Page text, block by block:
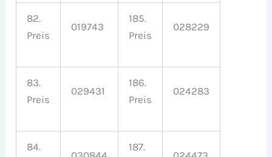
82.
Preis
019743
185.
Preis
028229
83.
Preis
029431
186.
Preis
024283
84.
187.